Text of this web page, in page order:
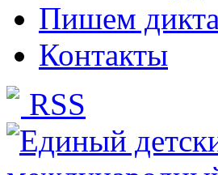
Пишем
Контакты
RSS